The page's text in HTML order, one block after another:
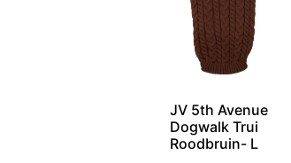
JV 5th Avenue
Dogwalk Trui
Roodbruin- L